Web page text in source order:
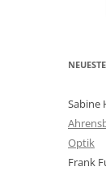
Sabine
Optik
Frank